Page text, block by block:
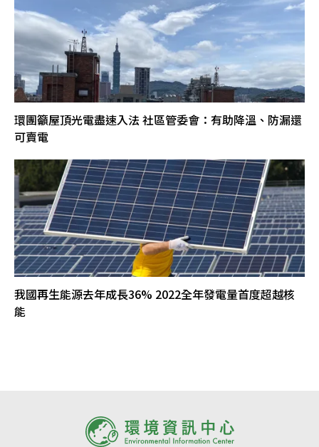
環團籲屋頂光電盡速入法 社區管委會：有助降溫、防漏還
可賣電
我國再生能源去年成長36% 2022全年發電量首度超越核
能